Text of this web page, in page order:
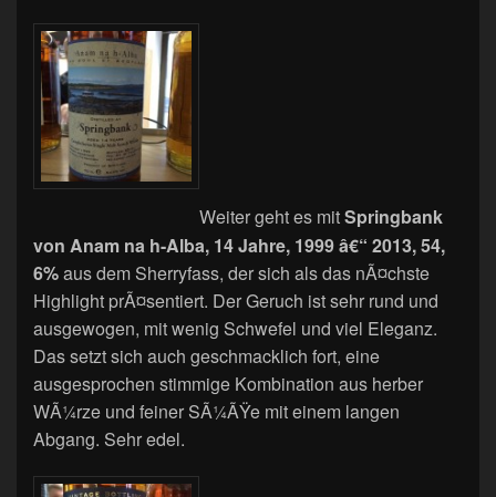
Weiter geht es mitSpringbank
von Anam na h-Alba, 14 Jahre, 1999 â€“ 2013, 54,
6%aus dem Sherryfass, der sich als das nÃ¤chste
Highlight prÃ¤sentiert. Der Geruch ist sehr rund und
ausgewogen, mit wenig Schwefel und viel Eleganz.
Das setzt sich auch geschmacklich fort, eine
ausgesprochen stimmige Kombination aus herber
WÃ¼rze und feiner SÃ¼ÃŸe mit einem langen
Abgang. Sehr edel.